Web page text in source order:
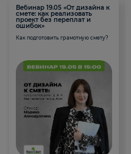
Вебинар 19.05 «От дизайна к
смете: как реализовать
проект без переплат и
ошибок»
Как подготовить грамотную смету?